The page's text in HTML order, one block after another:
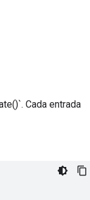
Cada entrada